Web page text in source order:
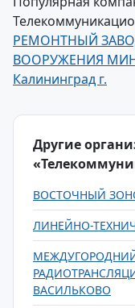
РЕМОНТНЫЙ
ВООРУЖЕНИЯ
Калининград г.
Другие
ВОСТОЧНЫЙ
ЛИНЕЙНО-
ВАСИЛЬКОВО